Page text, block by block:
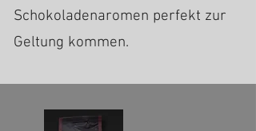
Schokoladen­aromen perfekt zur
Geltung kommen.